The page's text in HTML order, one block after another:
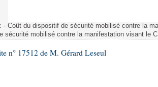
- Coût du dispositif de sécurité mobilisé contre la
sécurité mobilisé contre la manifestation visant le
n° 17512 de M. Gérard Leseul